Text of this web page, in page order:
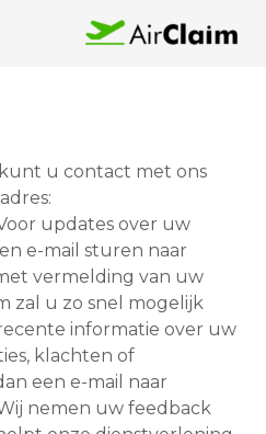
u contact met ons
updates over uw
e-mail sturen naar
vermelding van uw
zal u zo snel mogelijk
informatie over uw
klachten of
een e-mail naar
nemen uw feedback